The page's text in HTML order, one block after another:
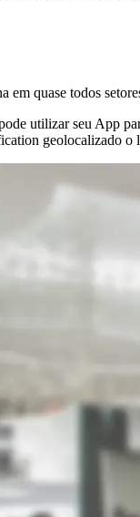
em quase todos
utilizar seu App
geolocalizado o